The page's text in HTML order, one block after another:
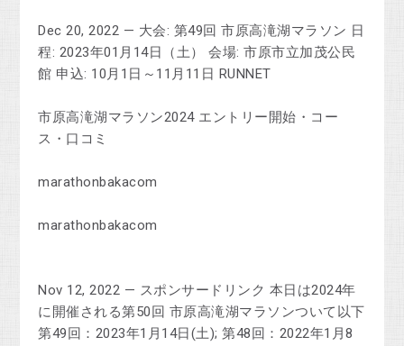
Dec 20, 2022 — 大会: 第49回 市原高滝湖マラソン 日
程: 2023年01月14日（土） 会場: 市原市⽴加茂公民
館 申込: 10月1日～11月11日 RUNNET
市原高滝湖マラソン2024 エントリー開始・コー
ス・口コミ
marathonbakacom
marathonbakacom
Nov 12, 2022 — スポンサードリンク 本日は2024年
に開催される第50回 市原高滝湖マラソンついて以下
第49回：2023年1月14日(土); 第48回：2022年1月8